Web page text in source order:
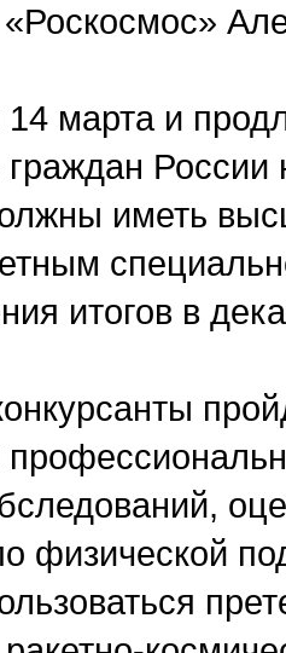
«Роскосмос»
марта и
граждан
иметь
итогов в
физической